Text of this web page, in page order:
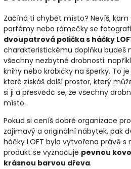
Začíná ti chybět místo? Nevíš,
parfémy nebo rámečky se
dvoupatrová polička s háčky
charakteristickému doplňku budeš
všechny nezbytné drobnosti:
knihy nebo krabičky na šperky. To
které získáš další prostor, který
si ji a přesvědč se, že všechny
místo.
Pokud si ceníš dobré organizace
zajímavý a originální nábytek, pak
háčky LOFT byla vytvořena právě
produkt se vyznačuje pevnou
krásnou barvou dřeva.